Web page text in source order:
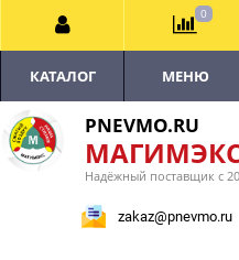
PNEVMO.RU
Надёжный поставщик с
zakaz@pnevmo.ru
КАТАЛОГ МЕНЮ
0